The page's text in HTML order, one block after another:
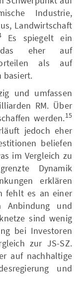
Industrie,
Landwirtschaft
Es spiegelt ein
das eher auf
als auf
basiert.
und umfassen
RM. Über
werden.15
jedoch eher
beliefen
im Vergleich zu
Dynamik
erklären
fehlt es an einer
Anbindung und
sind wenig
bei Investoren
zur JS-SZ.
auf nachhaltige
und